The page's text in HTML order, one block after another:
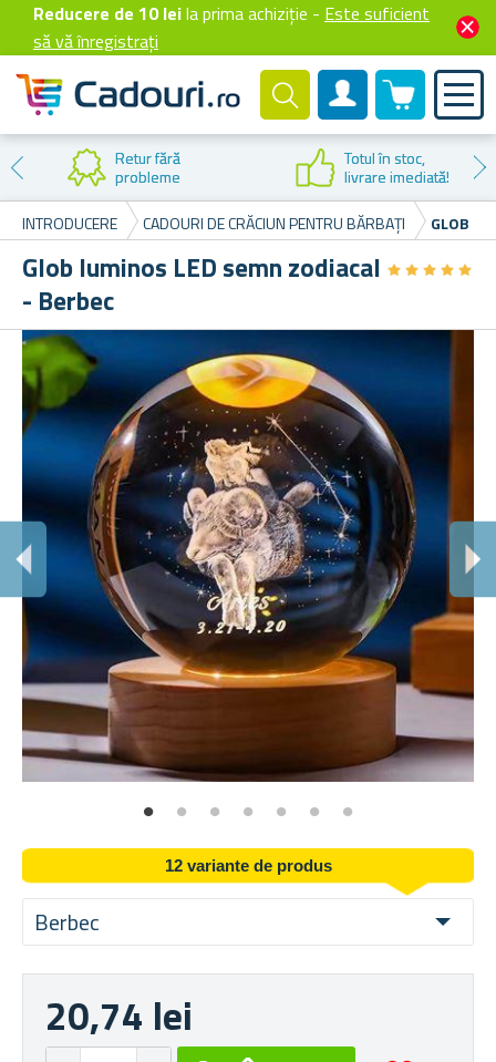
Reducere de 10 leila prima achiziție - Este suficient
să vă înregistrați
Cont client
0 produselor
Retur fără
probleme
Totul în stoc,
livrare imediată!
INTRODUCERE
CADOURI DE CRĂCIUN PENTRU BĂRBAȚI GLOB
Glob luminos LED semn zodiacal
- Berbec
★★★★★
★★★★★
12 variante de produs
Berbec
20,74 lei